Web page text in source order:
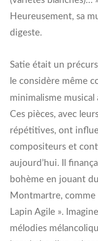
Heureusement, sa
digeste.
Satie était un
le considère même
minimalisme musical
Ces pièces, avec
répétitives, ont
compositeurs et
aujourd’hui. Il
bohème en jouant
Montmartre, comme
Lapin Agile ».
mélodies